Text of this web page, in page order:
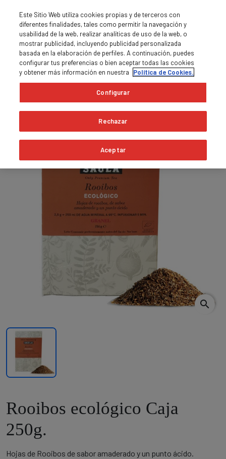
MENU 
search
Rooibos ecológico Caja
250g.
Hojas de Rooibos de sabor amaderado y un punto ácido.
Este Sitio Web utiliza cookies propias y de terceros con
diferentes finalidades, tales como permitir la navegación y
usabilidad de la web, realizar analíticas de uso de la web, o
mostrar publicidad, incluyendo publicidad personalizada
basada en la elaboración de perfiles. A continuación, puedes
configurar tus preferencias o bien aceptar todas las cookies
y obtener más información en nuestra
Política de Cookies.
Configurar
Rechazar
Aceptar